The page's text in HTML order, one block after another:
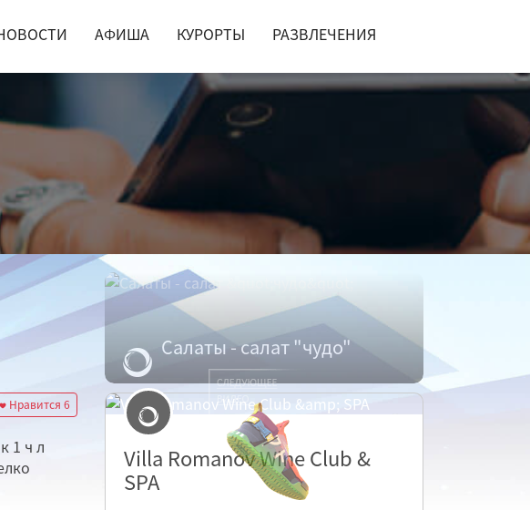
АФИША КУРОРТЫ РАЗВЛЕЧЕНИЯ
Салаты - салат "чудо"
Нравится 6
1 ч л
Villa Romanov Wine Club &
SPA